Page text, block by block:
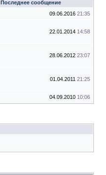
Последнее сообщение
09.06.2016 21:35
22.01.2014 14:58
28.06.2012 23:07
01.04.2011 21:25
04.09.2010 10:06